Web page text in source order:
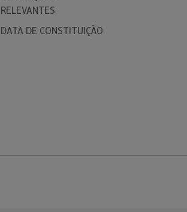
RELEVANTES
DATA DE CONSTITUIÇÃO